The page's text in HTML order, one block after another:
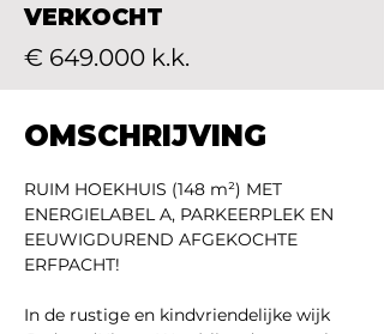
VERKOCHT
€ 649.000 k.k.
OMSCHRIJVING
RUIM HOEKHUIS (148 m²) MET
ENERGIELABEL A, PARKEERPLEK EN
EEUWIGDUREND AFGEKOCHTE
ERFPACHT!
In de rustige en kindvriendelijke wijk